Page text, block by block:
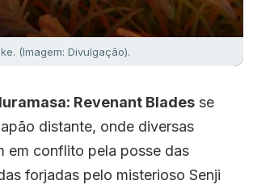
(Imagem: Divulgação).
Revenant Blades se
distante, onde diversas
em conflito pela posse das
forjadas pelo misterioso Senji